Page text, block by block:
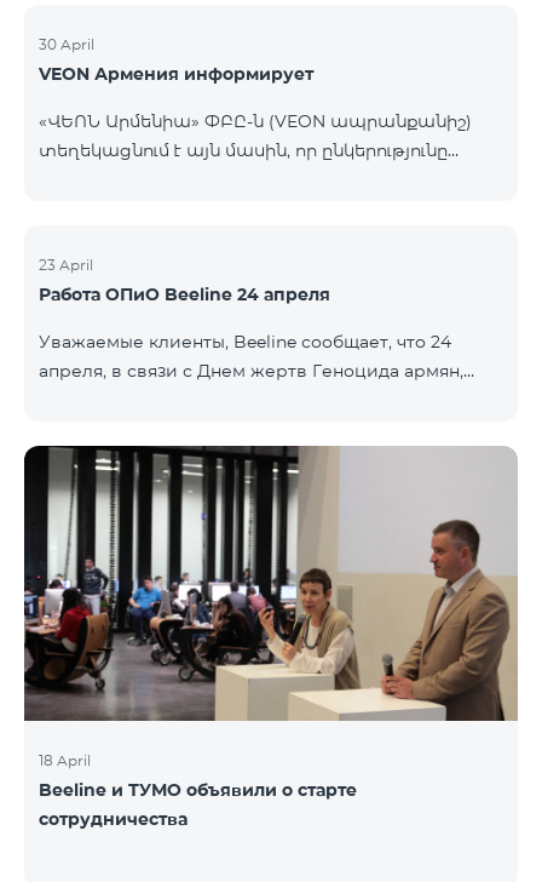
30 April
VEON Армения информирует
«ՎԵՈՆ Արմենիա» ՓԲԸ-ն (VEON ապրանքանիշ)
տեղեկացնում է այն մասին, որ ընկերությունը
օբյեկտների ցանկի և պայմանների վերաբերյալ
մանրամասն տեղեկատվություն կարող եք
«ՎԵՈՆ Արմենիա» ՓԲԸ
23 April
Работа ОПиО Beeline 24 апреля
Уважаемые клиенты, Beeline сообщает, что 24
апреля, в связи с Днем жертв Геноцида армян,
18 April
Beeline и ТУМО объявили о старте
сотрудничества